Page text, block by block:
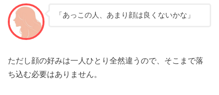
「あっこの人、あまり顔は良くないかな」
ただし顔の好みは一人ひとり全然違うので、そこまで落
ち込む必要はありません。